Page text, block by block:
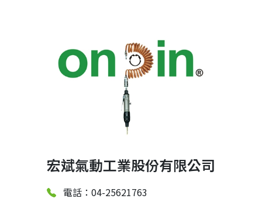
宏斌氣動工業股份有限公司
電話：04-25621763